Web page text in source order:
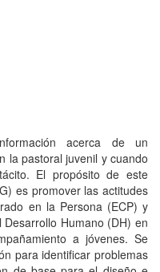
acerca de un
la pastoral juvenil y cuando
El propósito de este
es promover las actitudes
en la Persona (ECP) y
Humano (DH) en
a jóvenes. Se
para identificar problemas